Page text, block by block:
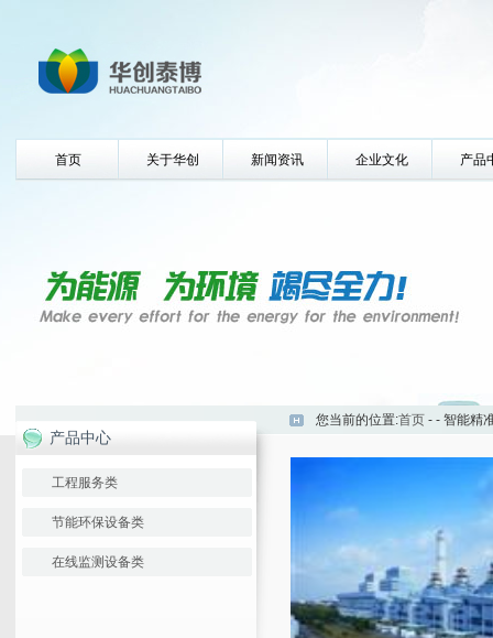
首页 关于华创 新闻资讯 企业文化 产品
产品中心
工程服务类
节能环保设备类
在线监测设备类
您当前的位置:首页 - - 智能精